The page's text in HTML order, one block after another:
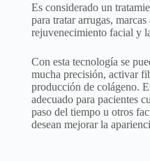
Es considerado un
para tratar arrugas,
rejuvenecimiento facial y
Con esta tecnología se
mucha precisión, activar
producción de colágeno.
adecuado para pacientes
paso del tiempo u otros
desean mejorar la